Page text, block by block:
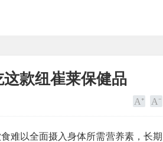
款纽崔莱保健品
难以全面摄入身体所需营养素，长期